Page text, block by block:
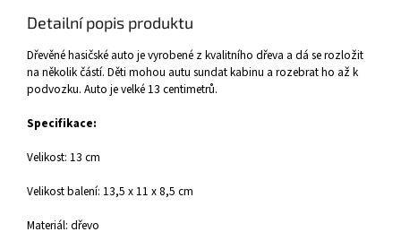
Detailní popis produktu
Dřevěné hasičské auto je vyrobené z kvalitního dřeva a dá se rozložit
na několik částí. Děti mohou autu sundat kabinu a rozebrat ho až k
podvozku. Auto je velké 13 centimetrů.
Specifikace:
Velikost: 13 cm
Velikost balení: 13,5 x 11 x 8,5 cm
Materiál: dřevo